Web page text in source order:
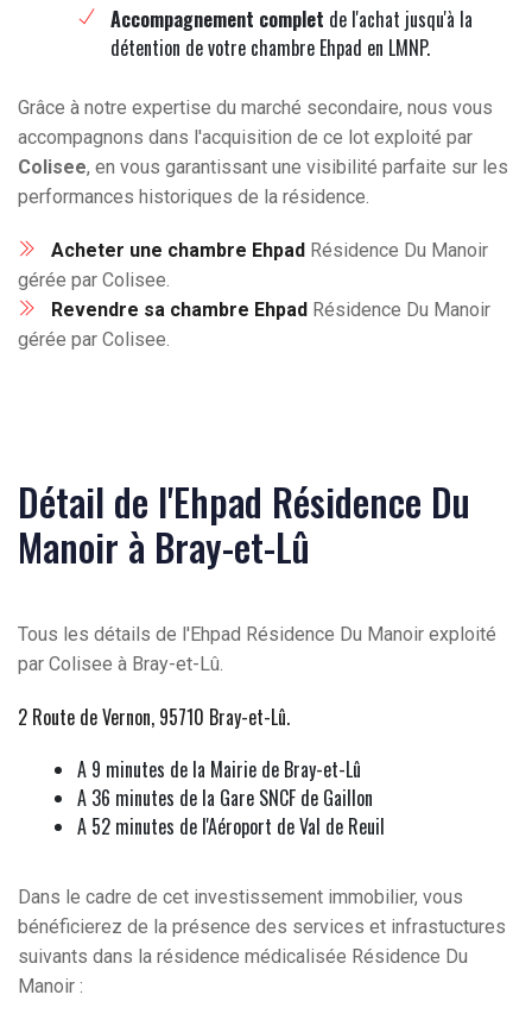
Accompagnement complet de l'achat jusqu'à la
détention de votre chambre Ehpad en LMNP.
Grâce à notre expertise du marché secondaire, nous vous
accompagnons dans l'acquisition de ce lot exploité par
Colisee, en vous garantissant une visibilité parfaite sur les
performances historiques de la résidence.
Acheter une chambre Ehpad Résidence Du Manoir
gérée par Colisee.
Revendre sa chambre Ehpad Résidence Du Manoir
gérée par Colisee.
Détail de l'Ehpad Résidence Du
Manoir à Bray-et-Lû
Tous les détails de l'Ehpad Résidence Du Manoir exploité
par Colisee à Bray-et-Lû.
2 Route de Vernon, 95710 Bray-et-Lû.
A 9 minutes de la Mairie de Bray-et-Lû
A 36 minutes de la Gare SNCF de Gaillon
A 52 minutes de l'Aéroport de Val de Reuil
Dans le cadre de cet investissement immobilier, vous
bénéficierez de la présence des services et infrastuctures
suivants dans la résidence médicalisée Résidence Du
Manoir :